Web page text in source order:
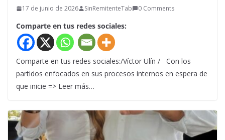
17 de junio de 2026 SinRemitenteTab 0 Comments
Comparte en tus redes sociales:
Comparte en tus redes sociales:/Víctor Ulín / Con los
partidos enfocados en sus procesos internos en espera de
que inicie => Leer más…